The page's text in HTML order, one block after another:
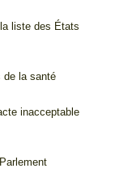
liste des États
de la santé
inacceptable